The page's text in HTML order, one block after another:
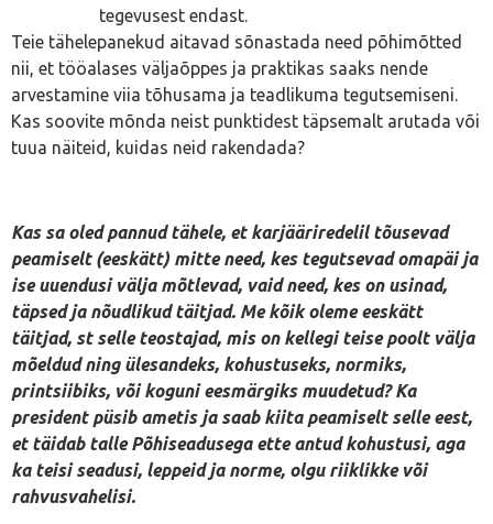
tegevusest endast.
Teie tähelepanekud aitavad sõnastada need põhimõtted
nii, et tööalases väljaõppes ja praktikas saaks nende
arvestamine viia tõhusama ja teadlikuma tegutsemiseni.
Kas soovite mõnda neist punktidest täpsemalt arutada või
tuua näiteid, kuidas neid rakendada?
Kas sa oled pannud tähele, et karjääriredelil tõusevad
peamiselt (eeskätt) mitte need, kes tegutsevad omapäi ja
ise uuendusi välja mõtlevad, vaid need, kes on usinad,
täpsed ja nõudlikud täitjad. Me kõik oleme eeskätt
täitjad, st selle teostajad, mis on kellegi teise poolt välja
mõeldud ning ülesandeks, kohustuseks, normiks,
printsiibiks, või koguni eesmärgiks muudetud? Ka
president püsib ametis ja saab kiita peamiselt selle eest,
et täidab talle Põhiseadusega ette antud kohustusi, aga
ka teisi seadusi, leppeid ja norme, olgu riiklikke või
rahvusvahelisi.